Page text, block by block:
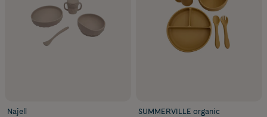
Najell
SUMMERVILLE organic